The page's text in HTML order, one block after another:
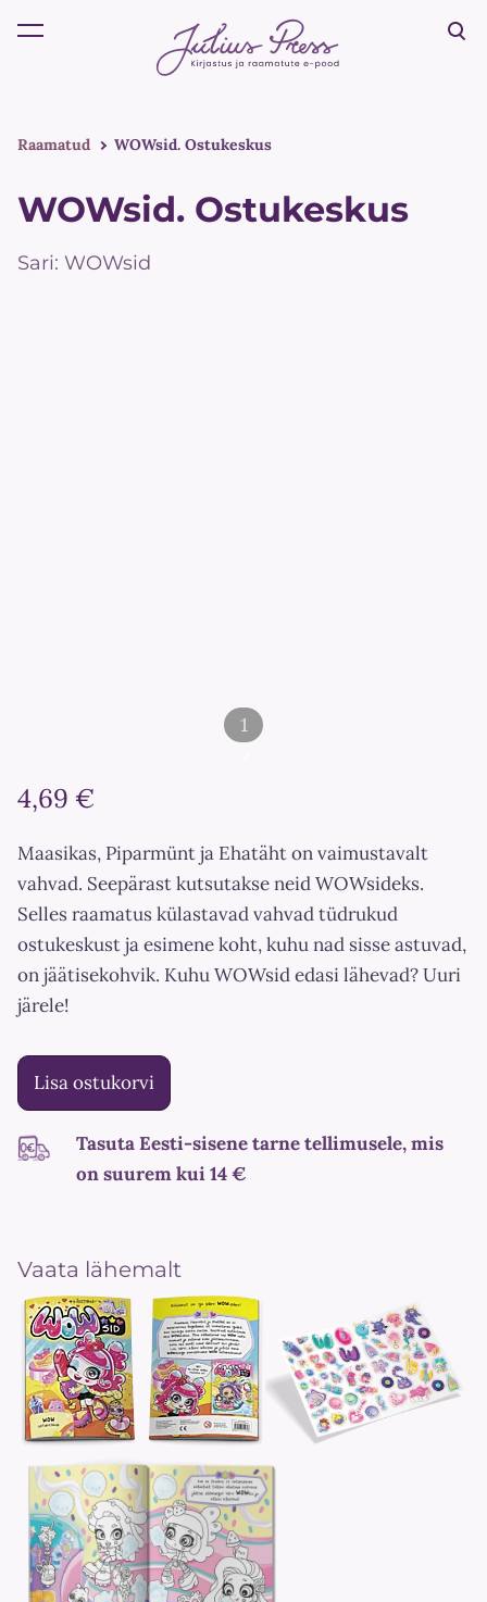
lisati ostukorvi. Vaata ostukorvi
Raamatud WOWsid. Ostukeskus
Vaata lähemalt
WOWsid. Ostukeskus
Sari: WOWsid
1
4,69 €
Maasikas, Piparmünt ja Ehatäht on vaimustavalt
vahvad. Seepärast kutsutakse neid WOWsideks.
Selles raamatus külastavad vahvad tüdrukud
ostukeskust ja esimene koht, kuhu nad sisse astuvad,
on jäätisekohvik. Kuhu WOWsid edasi lähevad? Uuri
järele!
Lisa ostukorvi
Tasuta Eesti-sisene tarne tellimusele, mis
on suurem kui 14 €